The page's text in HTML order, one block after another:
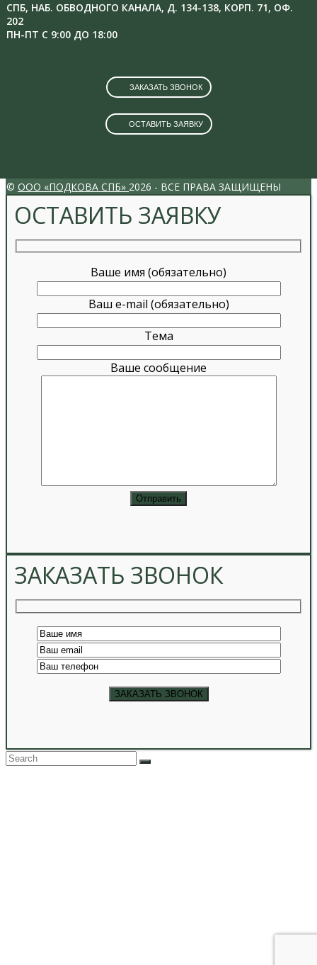
СПБ, НАБ. ОБВОДНОГО КАНАЛА, Д. 134-138, КОРП. 71, ОФ.
202
ПН-ПТ С 9:00 ДО 18:00
ЗАКАЗАТЬ ЗВОНОК
ОСТАВИТЬ ЗАЯВКУ
© ООО «ПОДКОВА СПБ» 2026 - ВСЕ ПРАВА ЗАЩИЩЕНЫ
ОСТАВИТЬ ЗАЯВКУ
Ваше имя (обязательно)
Ваш e-mail (обязательно)
Тема
Ваше сообщение
ЗАКАЗАТЬ ЗВОНОК